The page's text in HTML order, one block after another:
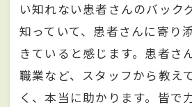
い知れない患者さんのバック
知っていて、患者さんに寄り
きていると感じます。患者さ
職業など、スタッフから教え
く、本当に助かります。皆で